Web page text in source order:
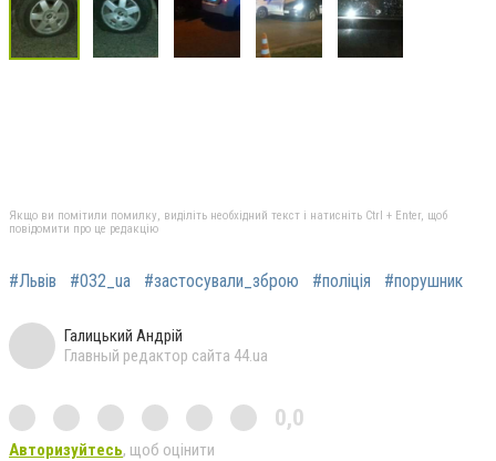
Якщо ви помітили помилку, виділіть необхідний текст і натисніть Ctrl + Enter, щоб
повідомити про це редакцію
#Львів #032_ua #застосували_зброю #поліція #порушник
Галицький Андрій
Главный редактор сайта 44.ua
0,0
Авторизуйтесь, щоб оцінити